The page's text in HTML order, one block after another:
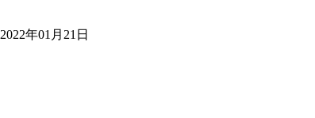
2022年01月21日